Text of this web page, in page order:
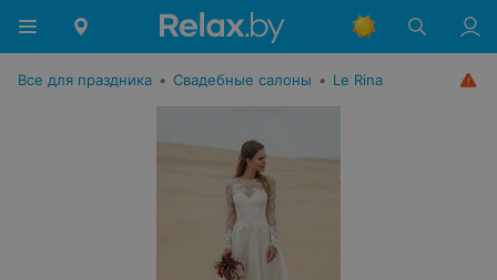
Все для праздника • Свадебные салоны • Le Rina